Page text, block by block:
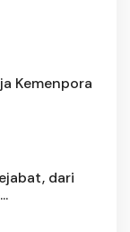
Kemenpora
dari